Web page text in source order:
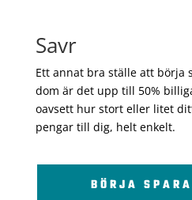
Savr
Ett annat bra ställe att börja
dom är det upp till 50%
oavsett hur stort eller litet
pengar till dig, helt enkelt.
BÖRJA